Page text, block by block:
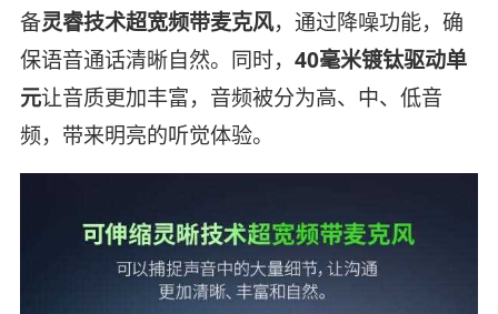
备灵睿技术超宽频带麦克风，通过降噪功能，确
保语音通话清晰自然。同时， 40毫米镀钛驱动单
元让音质更加丰富，音频被分为高、中、低音
频，带来明亮的听觉体验。